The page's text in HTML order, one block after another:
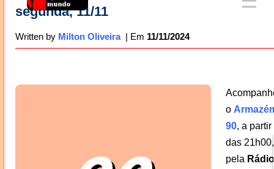
segunda, 11/11
Written by Milton Oliveira 11/11/2024
o
90, a partir
das 21h00,
pela Rádio